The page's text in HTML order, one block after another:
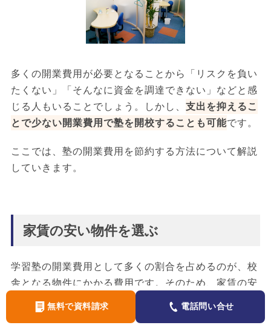
多くの開業費用が必要となることから「リスクを負い
たくない」「そんなに資金を調達できない」などと感
じる人もいることでしょう。しかし、 支出を抑えるこ
とで少ない開業費用で塾を開校することも可能です。
ここでは、塾の開業費用を節約する方法について解説
していきます。
家賃の安い物件を選ぶ
学習塾の開業費用として多くの割合を占めるのが、校
舎となる物件にかかる費用です。そのため、家賃の安
い物件を選ぶことによって、大幅な開業費用の節約が
期待できます。
無料で資料請求 電話問い合せ